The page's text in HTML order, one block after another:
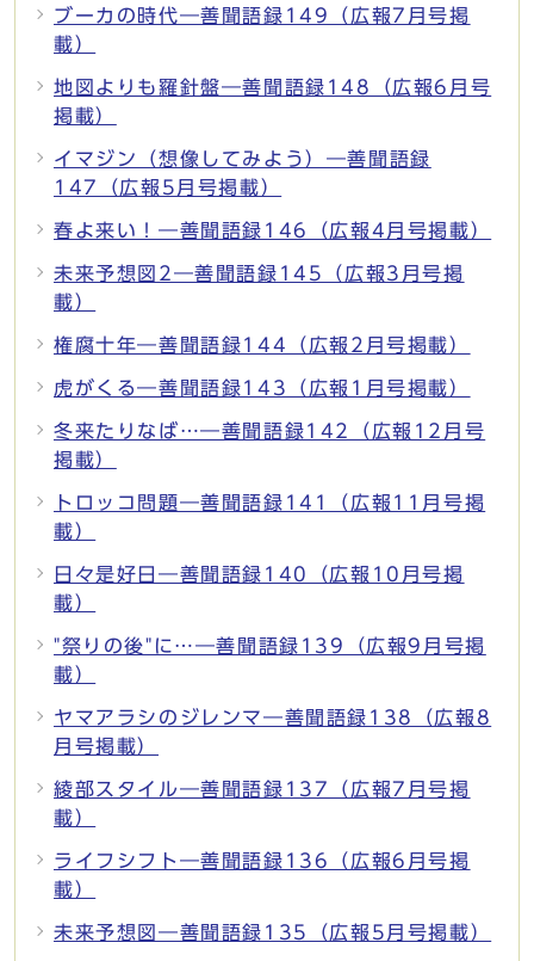
ブーカの時代―善聞語録149（広報7月号掲
載）
地図よりも羅針盤―善聞語録148（広報6月号
掲載）
イマジン（想像してみよう）―善聞語録
147（広報5月号掲載）
春よ来い！―善聞語録146（広報4月号掲載）
未来予想図2―善聞語録145（広報3月号掲
載）
権腐十年―善聞語録144（広報2月号掲載）
虎がくる―善聞語録143（広報1月号掲載）
冬来たりなば…―善聞語録142（広報12月号
掲載）
トロッコ問題―善聞語録141（広報11月号掲
載）
日々是好日―善聞語録140（広報10月号掲
載）
"祭りの後"に…―善聞語録139（広報9月号掲
載）
ヤマアラシのジレンマ―善聞語録138（広報8
月号掲載）
綾部スタイル―善聞語録137（広報7月号掲
載）
ライフシフト―善聞語録136（広報6月号掲
載）
未来予想図―善聞語録135（広報5月号掲載）